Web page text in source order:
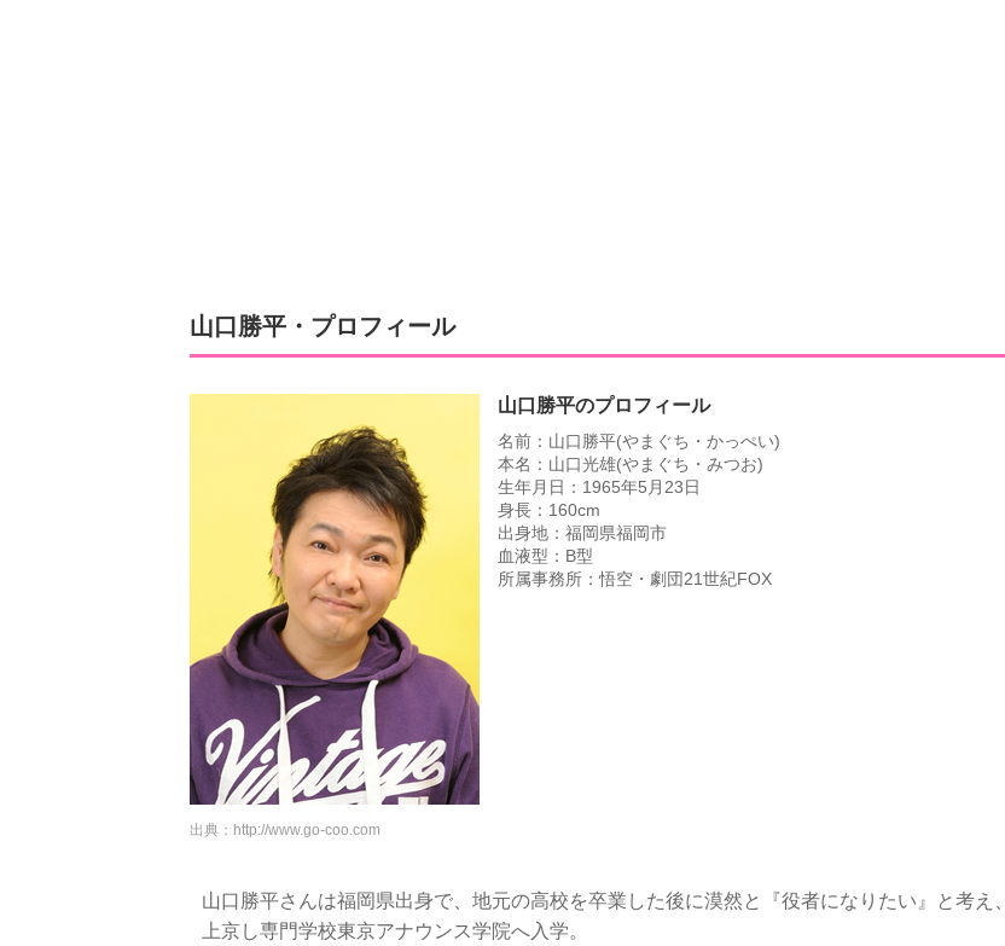
山口勝平・プロフィール
山口勝平のプロフィール
名前：山口勝平(やまぐち・かっぺい)
本名：山口光雄(やまぐち・みつお)
生年月日：1965年5月23日
身長：160cm
出身地：福岡県福岡市
血液型：B型
所属事務所：悟空・劇団21世紀FOX
出典： http://www.go-coo.com
山口勝平さんは福岡県出身で、地元の高校を卒業した後に漠然と『役者になりたい』と考え、
上京し専門学校東京アナウンス学院へ入学。